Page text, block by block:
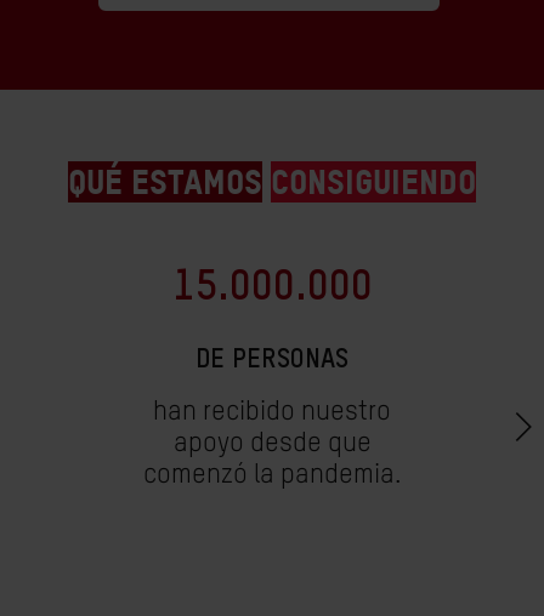
QUÉ ESTAMOS CONSIGUIENDO
15.000.000
DE PERSONAS
han recibido nuestro
apoyo desde que
comenzó la pandemia.